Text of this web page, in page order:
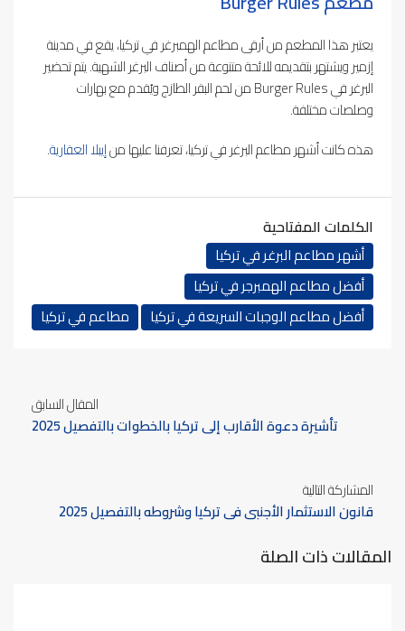
يعتبر هذا المطعم من أرقى مطاعم الهمبرغر في تركيا، يقع في مدينة
إزمير ويشتهر بتقديمه للائحة متنوعة من أصناف البرغر الشهية. يتم تحضير
البرغر في Burger Rules من لحم البقر الطازج ويُقدم مع بهارات
وصلصات مختلفة.
هذه كانت أشهر مطاعم البرغر في تركيا، تعرفنا عليها منإيبلا العقارية.
الكلمات المفتاحية
أشهر مطاعم البرغر في تركيا
أفضل مطاعم الهمبرجر في تركيا
أفضل مطاعم الوجبات السريعة في تركيا
مطاعم في تركيا
المقال السابق
تأشيرة دعوة الأقارب إلى تركيا بالخطوات بالتفصيل 2025
المشاركة التالية
قانون الاستثمار الأجنبي في تركيا وشروطه بالتفصيل 2025
المقالات ذات الصلة